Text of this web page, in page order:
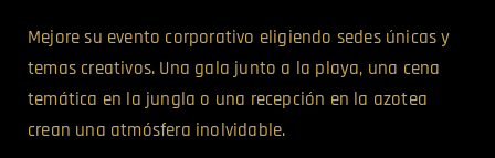
Mejore su evento corporativo eligiendo sedes únicas y
temas creativos. Una gala junto a la playa, una cena
temática en la jungla o una recepción en la azotea
crean una atmósfera inolvidable.